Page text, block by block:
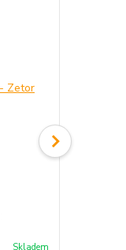
Skladem